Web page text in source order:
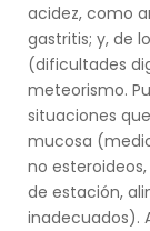
acidez, como
gastritis; y, de
(dificultades
meteorismo.
situaciones
mucosa
no
de estación,
inadecuados).